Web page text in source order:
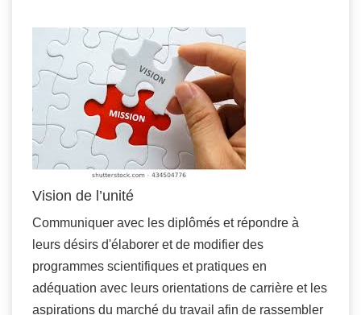
Vision de l’unité
Communiquer avec les diplômés et répondre à
leurs désirs d'élaborer et de modifier des
programmes scientifiques et pratiques en
adéquation avec leurs orientations de carrière et les
aspirations du marché du travail afin de rassembler